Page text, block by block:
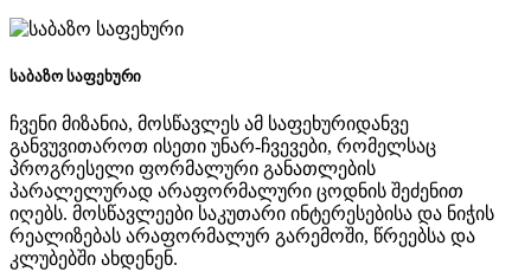
საბაზო საფეხური
ჩვენი მიზანია, მოსწავლეს ამ საფეხურიდანვე
განვუვითაროთ ისეთი უნარ-ჩვევები, რომელსაც
პროგრესელი ფორმალური განათლების
პარალელურად არაფორმალური ცოდნის შეძენით
იღებს. მოსწავლეები საკუთარი ინტერესებისა და ნიჭის
რეალიზებას არაფორმალურ გარემოში, წრეებსა და
კლუბებში ახდენენ.